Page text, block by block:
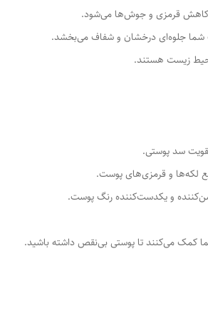
زیست هستند.
کمک می‌کنند تا پوستی بی‌نقص داشته باشید.